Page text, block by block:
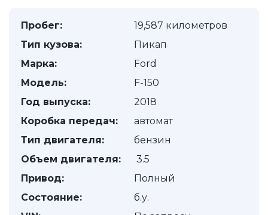
Пробег:
19,587 километров
Тип кузова:
Пикап
Марка:
Ford
Модель:
F-150
Год выпуска:
2018
Коробка передач:
автомат
Тип двигателя:
бензин
Объем двигателя:
3.5
Привод:
Полный
Состояние:
б.у.